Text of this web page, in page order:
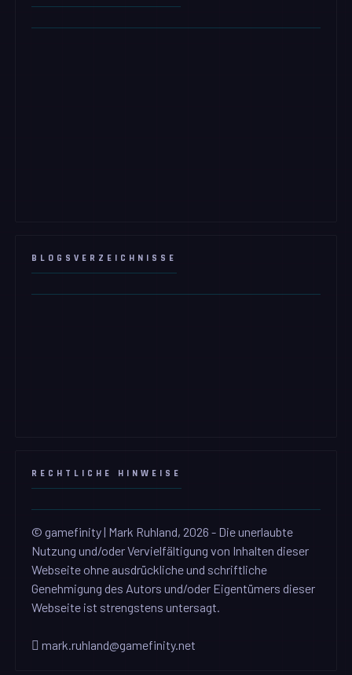
BLOGSVERZEICHNISSE
RECHTLICHE HINWEISE
© gamefinity | Mark Ruhland, 2026 - Die unerlaubte
Nutzung und/oder Vervielfältigung von Inhalten dieser
Webseite ohne ausdrückliche und schriftliche
Genehmigung des Autors und/oder Eigentümers dieser
Webseite ist strengstens untersagt.
mark.ruhland@gamefinity.net